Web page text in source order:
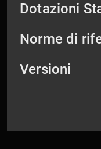
Dotazioni
Norme di
Versioni